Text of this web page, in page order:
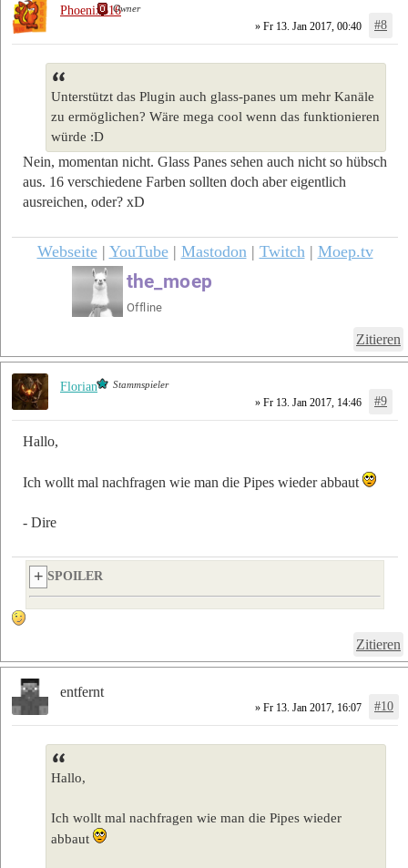
» Fr 13. Jan 2017, 00:40 #8
Unterstützt das Plugin auch glass-panes um mehr Kanäle
zu ermöglichen? Wäre mega cool wenn das funktionieren
würde :D
Nein, momentan nicht. Glass Panes sehen auch nicht so hübsch
aus. 16 verschiedene Farben sollten doch aber eigentlich
ausreichen, oder? xD
Webseite| YouTube| Mastodon | Twitch | Moep.tv
Zitieren
Phoenix616Owner
» Fr 13. Jan 2017, 14:46 #9
Hallo,
Ich wollt mal nachfragen wie man die Pipes wieder abbaut
- Dire
SPOILER
Zitieren
Florian Stammspieler
» Fr 13. Jan 2017, 16:07 #10
Hallo,
Ich wollt mal nachfragen wie man die Pipes wieder
abbaut
entfernt